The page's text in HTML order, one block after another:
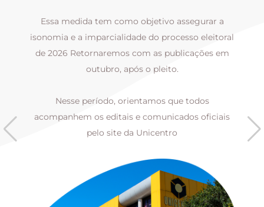
Essa medida tem como objetivo assegurar a
isonomia e a imparcialidade do processo eleitoral
de 2026 Retornaremos com as publicações em
outubro, após o pleito.
Nesse período, orientamos que todos
acompanhem os editais e comunicados oficiais
pelo site da Unicentro